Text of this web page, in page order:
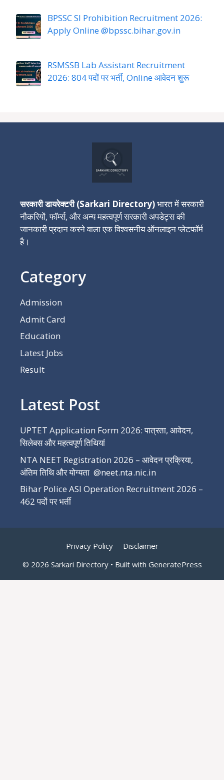
BPSSC SI Prohibition Recruitment 2026:
Apply Online @bpssc.bihar.gov.in
RSMSSB Lab Assistant Recruitment
2026: 804 पदों पर भर्ती, Online आवेदन शुरू
सरकारी डायरेक्टरी (Sarkari Directory)भारत में सरकारी
नौकरियों, फॉर्म्स, और अन्य महत्वपूर्ण सरकारी अपडेट्स की
जानकारी प्रदान करने वाला एक विश्वसनीय ऑनलाइन प्लेटफॉर्म
है।
Category
Admission
Admit Card
Education
Latest Jobs
Result
Latest Post
UPTET Application Form 2026: पात्रता, आवेदन,
सिलेबस और महत्वपूर्ण तिथियां
NTA NEET Registration 2026 – आवेदन प्रक्रिया,
अंतिम तिथि और योग्यता @neet.nta.nic.in
Bihar Police ASI Operation Recruitment 2026 –
462 पदों पर भर्ती
Privacy Policy
Disclaimer
© 2026 Sarkari Directory• Built with GeneratePress